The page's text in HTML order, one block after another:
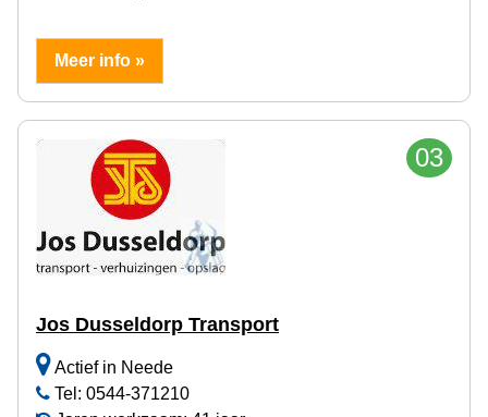
Meer info »
03
Jos Dusseldorp Transport
Actief in Neede
Tel: 0544-371210